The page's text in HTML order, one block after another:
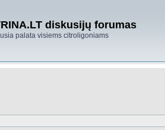
diskusijų forumas
palata visiems citroligoniams